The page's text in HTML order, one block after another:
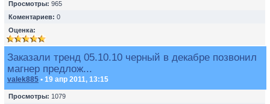
Просмотры: 965
Коментариев: 0
Оценка:
Заказали тренд 05.10.10 черный в декабре позвонил
магнер предлож...
valek885 • 19 апр 2011, 13:15
Просмотры: 1079